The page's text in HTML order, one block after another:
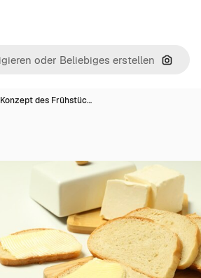
Nach
Konzept des Frühstüc…